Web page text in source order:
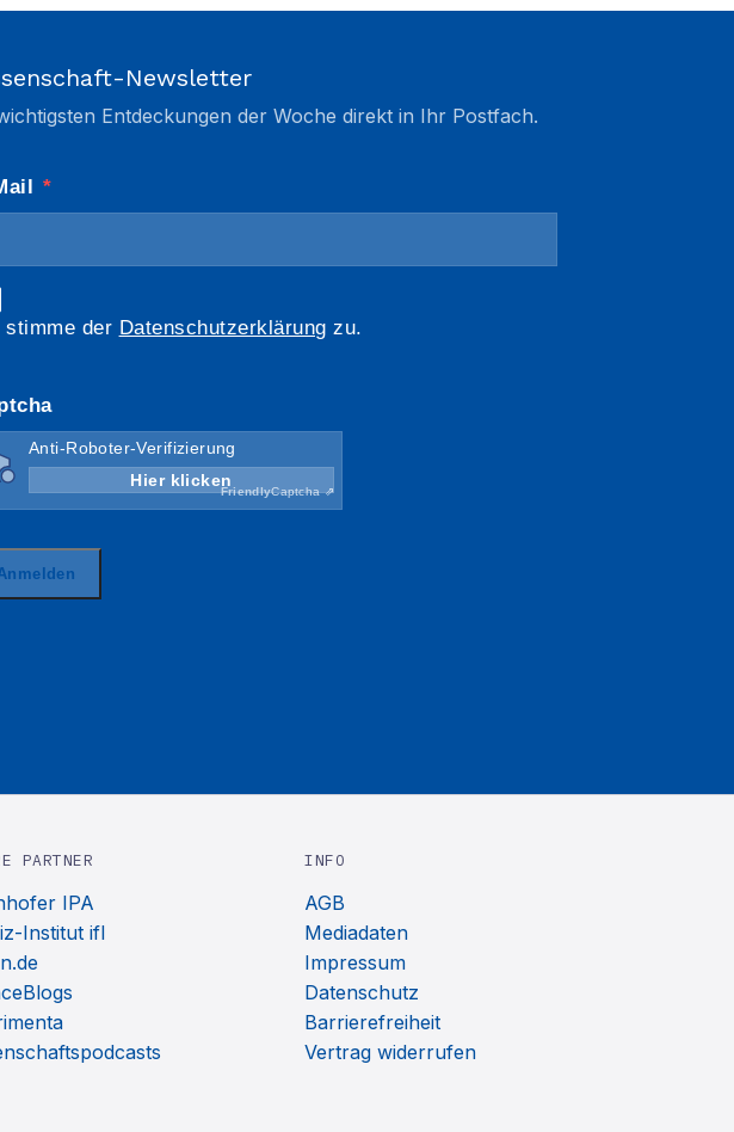
Newsletter
Entdeckungen der Woche direkt in Ihr Postfach.
PARTNER
IPA
Institut ifl
INFO
AGB
Mediadaten
Impressum
Datenschutz
Barrierefreiheit
Vertrag widerrufen